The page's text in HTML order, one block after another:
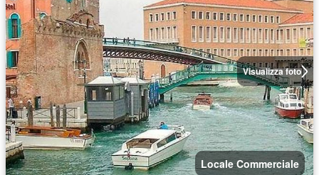
Visualizza foto
Locale Commerciale